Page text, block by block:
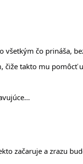
všetkým čo prináša,
takto mu pomôcť
začaruje a zrazu